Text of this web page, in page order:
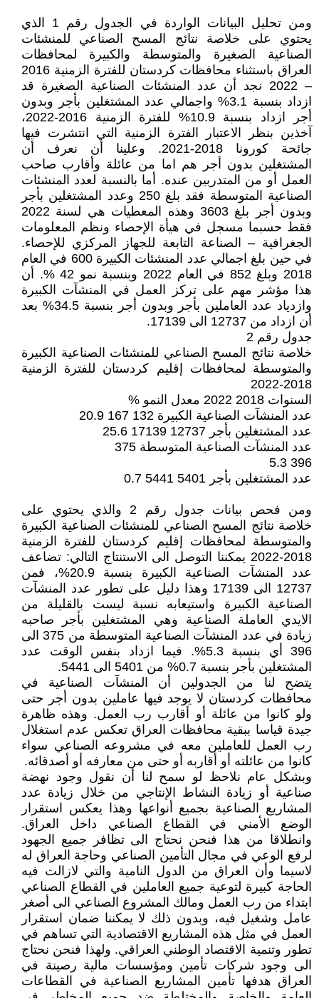
ومن تحليل البيانات الواردة في الجدول رقم 1 الذي
يحتوي على خلاصة نتائج المسح الصناعي للمنشئات
الصناعية الصغيرة والمتوسطة والكبيرة لمحافظات
العراق باستثناء محافظات كردستان للفترة الزمنية 2016
– 2022 نجد أن عدد المنشئات الصناعية الصغيرة قد
ازداد بنسبة 3.1% واجمالي عدد المشتغلين بأجر وبدون
أجر ازداد بنسبة 10.9% للفترة الزمنية 2016-2022،
آخذين بنظر الاعتبار الفترة الزمنية التي انتشرت فيها
جائحة كورونا 2018-2021. وعلينا أن نعرف أن
المشتغلين بدون أجر هم اما من عائلة وأقارب صاحب
العمل أو من المتدربين عنده. أما بالنسبة لعدد المنشئات
الصناعية المتوسطة فقد بلغ 250 وعدد المشتغلين بأجر
وبدون أجر بلغ 3603 وهذه المعطيات هي لسنة 2022
فقط حسبما مسجل في هيأة الإحصاء ونظم المعلومات
الجغرافية – الصناعة التابعة للجهاز المركزي للإحصاء.
في حين بلغ اجمالي عدد المنشئات الكبيرة 600 في العام
2018 وبلغ 852 في العام 2022 وبنسبة نمو 42 %. أن
هذا مؤشر مهم على تركز العمل في المنشآت الكبيرة
وازدياد عدد العاملين بأجر وبدون أجر بنسبة 34.5% بعد
أن ازداد من 12737 الى 17139.
جدول رقم 2
خلاصة نتائج المسح الصناعي للمنشئات الصناعية الكبيرة
والمتوسطة لمحافظات إقليم كردستان للفترة الزمنية
2018-2022
السنوات 2018 2022 معدل النمو %
عدد المنشآت الصناعية الكبيرة 132 167 20.9
عدد المشتغلين بأجر 12737 17139 25.6
عدد المنشآت الصناعية المتوسطة 375
396 5.3
عدد المشتغلين بأجر 5401 5441 0.7
ومن فحص بيانات جدول رقم 2 والذي يحتوي على
خلاصة نتائج المسح الصناعي للمنشئات الصناعية الكبيرة
والمتوسطة لمحافظات إقليم كردستان للفترة الزمنية
2018-2022 يمكننا التوصل الى الاستنتاج التالي: تضاعف
عدد المنشآت الصناعية الكبيرة بنسبة 20.9%، فمن
12737 الى 17139 وهذا دليل على تطور عدد المنشآت
الصناعية الكبيرة واستيعابه نسبة ليست بالقليلة من
الايدي العاملة الصناعية وهي المشتغلين بأجر صاحبه
زيادة في عدد المنشآت الصناعية المتوسطة من 375 الى
396 أي بنسبة 5.3%. فيما ازداد بنفس الوقت عدد
المشتغلين بأجر بنسبة 0.7% من 5401 الى 5441.
يتضح لنا من الجدولين أن المنشآت الصناعية في
محافظات كردستان لا يوجد فيها عاملين بدون أجر حتى
ولو كانوا من عائلة أو أقارب رب العمل. وهذه ظاهرة
جيدة قياسا ببقية محافظات العراق تعكس عدم استغلال
رب العمل للعاملين معه في مشروعه الصناعي سواء
كانوا من عائلته أو أقاربه أو حتى من معارفه أو أصدقائه.
وبشكل عام نلاحظ لو سمح لنا أن نقول وجود نهضة
صناعية أو زيادة النشاط الإنتاجي من خلال زيادة عدد
المشاريع الصناعية بجميع أنواعها وهذا يعكس استقرار
الوضع الأمني في القطاع الصناعي داخل العراق.
وانطلاقا من هذا فنحن نحتاج الى تظافر جميع الجهود
لرفع الوعي في مجال التأمين الصناعي وحاجة العراق له
لاسيما وأن العراق من الدول النامية والتي لازالت فيه
الحاجة كبيرة لتوعية جميع العاملين في القطاع الصناعي
ابتداء من رب العمل ومالك المشروع الصناعي الى أصغر
عامل وشغيل فيه، وبدون ذلك لا يمكننا ضمان استقرار
العمل في مثل هذه المشاريع الاقتصادية التي تساهم في
تطور وتنمية الاقتصاد الوطني العراقي. ولهذا فنحن نحتاج
الى وجود شركات تأمين ومؤسسات مالية رصينة في
العراق هدفها تأمين المشاريع الصناعية في القطاعات